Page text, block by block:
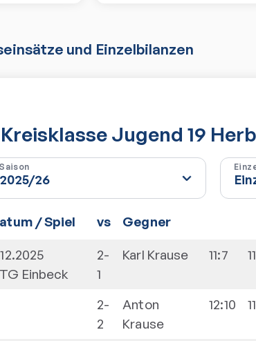
und Einzelbilanzen
Kreisklasse Jugend 19
Saison
/ Spiel vs Gegner
Einbeck
2-
1
Karl Krause 11:7
2-
2
Anton
Krause
12:10